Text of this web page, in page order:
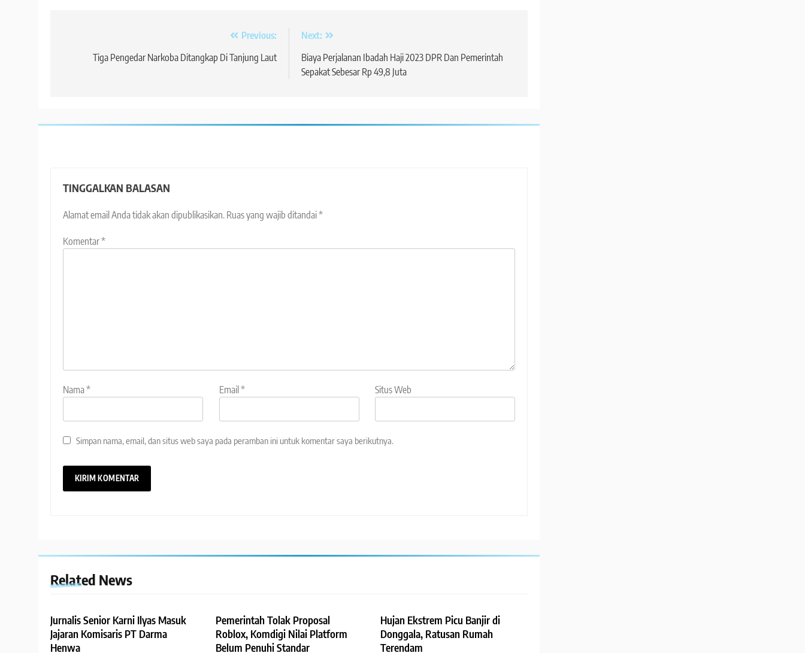
Previous:
Tiga Pengedar Narkoba Ditangkap Di Tanjung Laut
Next:
Biaya Perjalanan Ibadah Haji 2023 DPR Dan Pemerintah
Sepakat Sebesar Rp 49,8 Juta
TINGGALKAN BALASAN
Alamat email Anda tidak akan dipublikasikan. Ruas yang wajib ditandai*
Komentar*
Nama* Email* Situs Web
Simpan nama, email, dan situs web saya pada peramban ini untuk komentar saya berikutnya.
Related News
Jurnalis Senior Karni Ilyas Masuk
Jajaran Komisaris PT Darma
Henwa
Pemerintah Tolak Proposal
Roblox, Komdigi Nilai Platform
Belum Penuhi Standar
Hujan Ekstrem Picu Banjir di
Donggala, Ratusan Rumah
Terendam